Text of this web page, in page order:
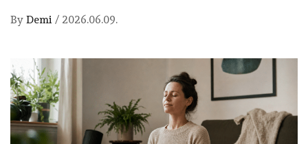
By Demi / 2026.06.09.